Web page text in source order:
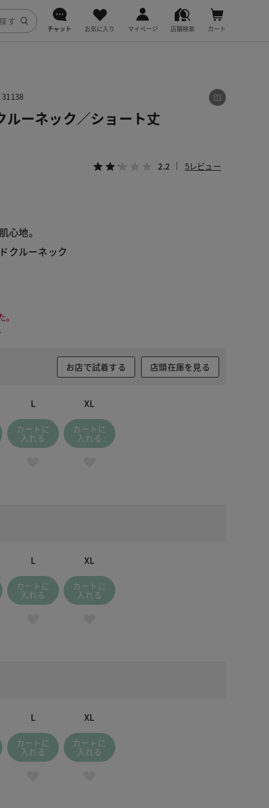
チャット お気に入り マイページ 店舗検索 カート
ルーネック／ショート丈
2.2 5レビュー
心地。
クルーネック
お店で試着する 店頭在庫を見る
L
カートに
入れる
XL
カートに
入れる
L
カートに
入れる
XL
カートに
入れる
L
カートに
入れる
XL
カートに
入れる